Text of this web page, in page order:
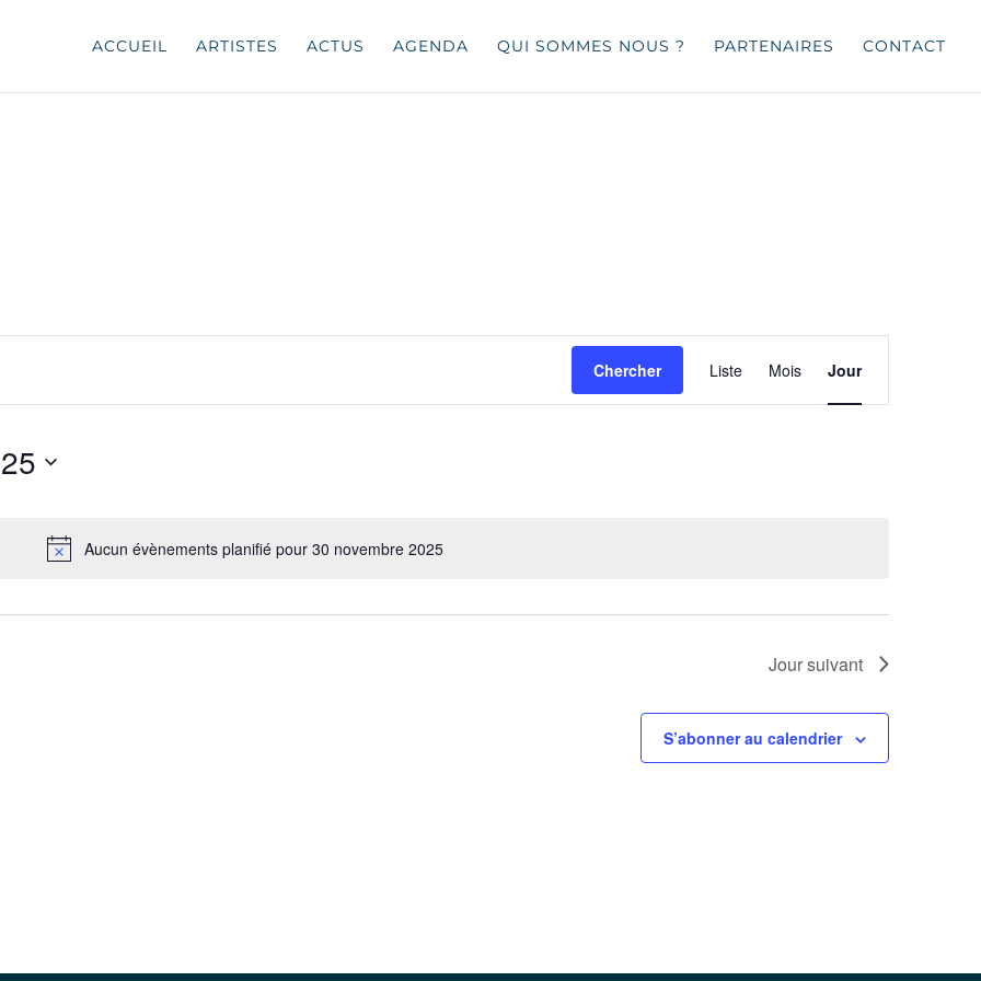
ACCUEIL ARTISTES ACTUS AGENDA QUI SOMMES NOUS ? PARTENAIRES CONTACT
Aucun évènements planifié pour 30 novembre 2025
Chercher
Navigation
de
vues
Liste Mois Jour
Jour suivant
S’abonner au calendrier